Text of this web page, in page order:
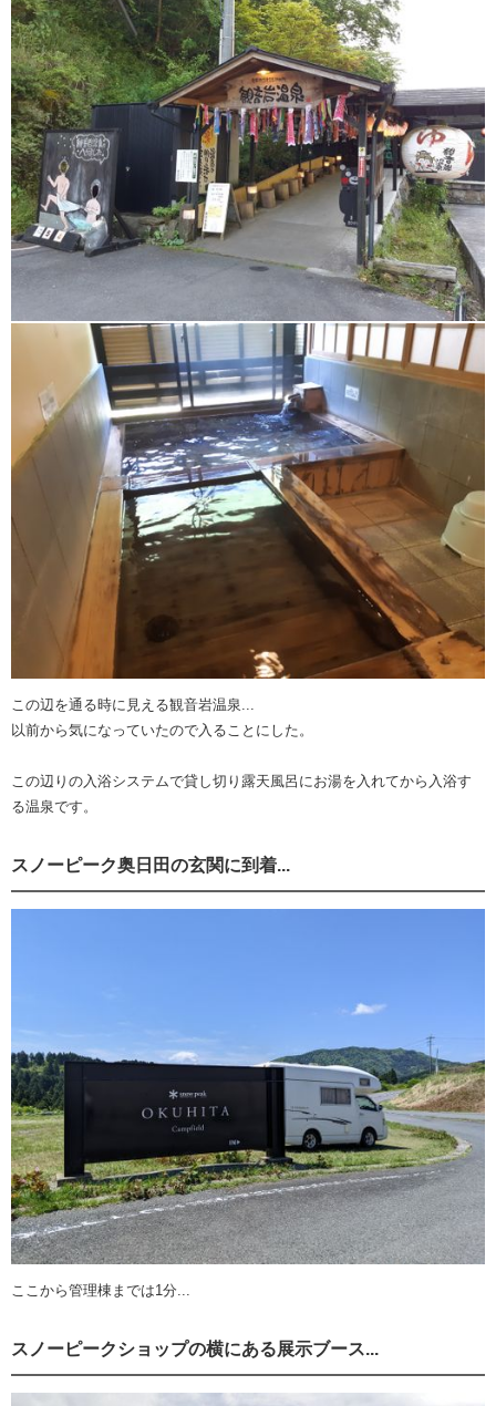
この辺を通る時に見える観音岩温泉...
以前から気になっていたので入ることにした。
この辺りの入浴システムで貸し切り露天風呂にお湯を入れてから入浴す
る温泉です。
スノーピーク奥日田の玄関に到着...
ここから管理棟までは1分...
スノーピークショップの横にある展示ブース...